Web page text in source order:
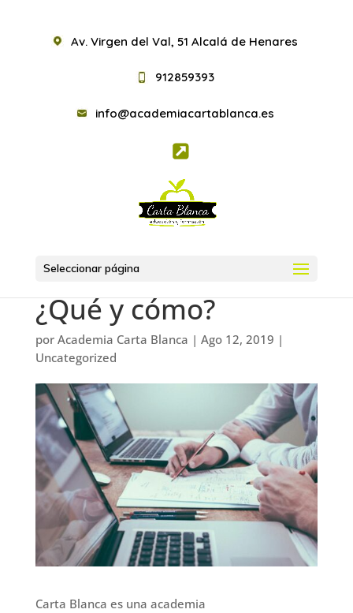
Av. Virgen del Val, 51 Alcalá de Henares
912859393
info@academiacartablanca.es
Seleccionar página
¿Qué y cómo?
por Academia Carta Blanca | Ago 12, 2019 |
Uncategorized
Carta Blanca es una academia